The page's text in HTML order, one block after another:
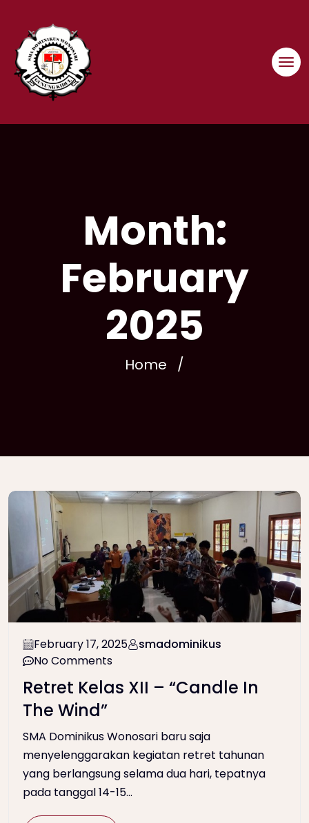
content
Month:
February
2025
Home
February 17, 2025
smadominikus
No Comments
Retret Kelas XII – “Candle In
The Wind”
SMA Dominikus Wonosari baru saja
menyelenggarakan kegiatan retret tahunan
yang berlangsung selama dua hari, tepatnya
pada tanggal 14-15...